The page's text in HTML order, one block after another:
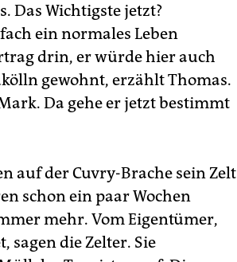
Das Wichtigste jetzt?
ein normales Leben
drin, er würde hier auch
gewohnt, erzählt Thomas.
Da gehe er jetzt bestimmt
auf der Cuvry-Brache sein Zelt
schon ein paar Wochen
mehr. Vom Eigentümer,
sagen die Zelter. Sie